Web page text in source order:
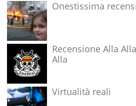
Onestissima
Recensione Alla
Alla
Virtualità reali